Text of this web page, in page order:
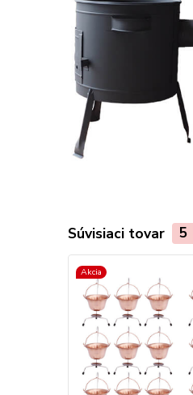
Súvisiaci tovar 5
Akcia